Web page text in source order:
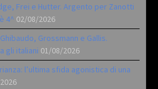
Frei e Hutter. Argento per Zanotti
4^ 02/08/2026
Grossmann e Gallis.
gli italiani 01/08/2026
l’ultima sfida agonistica di una